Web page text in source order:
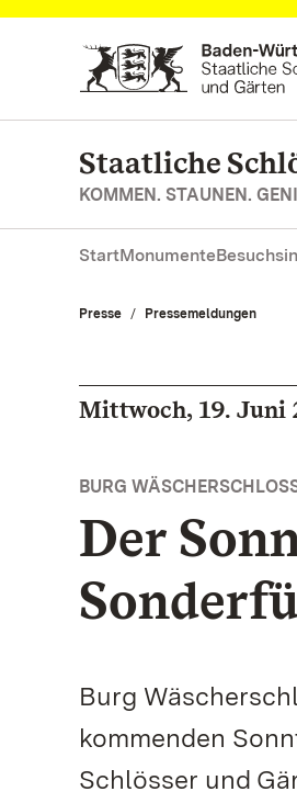
Zum Hauptinhalt springen
Staatliche
KOMMEN. STAUNEN.
StartMonumente
Presse Pressemeldungen
Mittwoch, 19. Juni
BURG
Der
Burg
kommenden
Schlösser und